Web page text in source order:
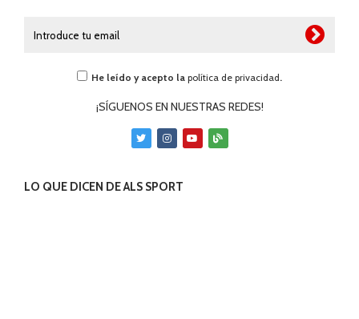
He leído y acepto la política de privacidad.
¡SÍGUENOS EN NUESTRAS REDES!
LO QUE DICEN DE ALS SPORT